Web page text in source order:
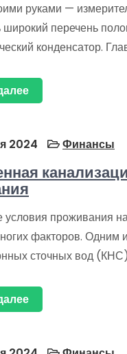
руками —
широкий перечень
конденсатор.
2024 Финансы
проживания
факторов. Одним
сточных вод